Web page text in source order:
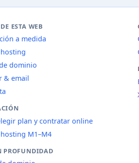
ESTA WEB
a medida
dominio
& email
plan y contratar online
M1–M4
PROFUNDIDAD